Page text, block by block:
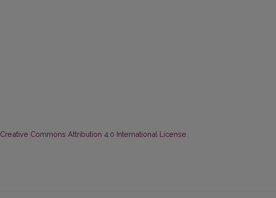
Creative Commons Attribution 4.0 International License